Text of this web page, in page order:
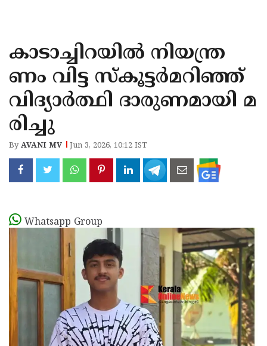
KANNUR
KASARAGOD
കാടാച്ചിറയിൽ നിയന്ത്ര
ണം വിട്ട സ്‌കൂട്ടർമറിഞ്ഞ്
വിദ്യാർത്ഥി ദാരുണമായി മ
രിച്ചു
ByAVANI MV Jun 3, 2026, 10:12 IST
Whatsapp Group